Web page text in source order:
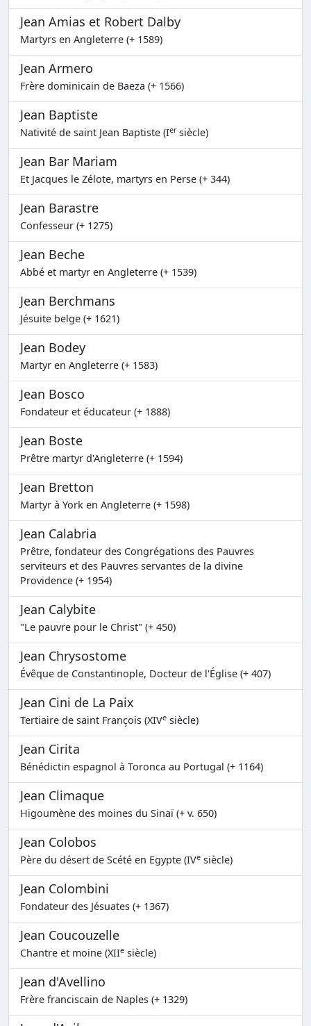
Jean Amias et Robert Dalby
Martyrs en Angleterre (+ 1589)
Jean Armero
Frère dominicain de Baeza (+ 1566)
Jean Baptiste
Nativité de saint Jean Baptiste (Iersiècle)
Jean Bar Mariam
Et Jacques le Zélote, martyrs en Perse (+ 344)
Jean Barastre
Confesseur (+ 1275)
Jean Beche
Abbé et martyr en Angleterre (+ 1539)
Jean Berchmans
Jésuite belge (+ 1621)
Jean Bodey
Martyr en Angleterre (+ 1583)
Jean Bosco
Fondateur et éducateur (+ 1888)
Jean Boste
Prêtre martyr d'Angleterre (+ 1594)
Jean Bretton
Martyr à York en Angleterre (+ 1598)
Jean Calabria
Prêtre, fondateur des Congrégations des Pauvres
serviteurs et des Pauvres servantes de la divine
Providence (+ 1954)
Jean Calybite
"Le pauvre pour le Christ" (+ 450)
Jean Chrysostome
Évêque de Constantinople, Docteur de l'Église (+ 407)
Jean Cini de La Paix
Tertiaire de saint François (XIVe siècle)
Jean Cirita
Bénédictin espagnol à Toronca au Portugal (+ 1164)
Jean Climaque
Higoumène des moines du Sinaï (+ v. 650)
Jean Colobos
Père du désert de Scété en Egypte (IVe siècle)
Jean Colombini
Fondateur des Jésuates (+ 1367)
Jean Coucouzelle
Chantre et moine (XIIe siècle)
Jean d'Avellino
Frère franciscain de Naples (+ 1329)